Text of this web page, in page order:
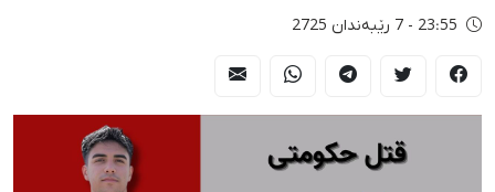
23:55 - 7 رێبەندان 2725